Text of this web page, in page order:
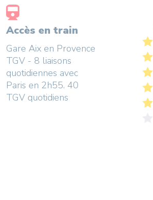
Accès en train
Gare Aix en Provence
TGV - 8 liaisons
quotidiennes avec
Paris en 2h55. 40
TGV quotidiens